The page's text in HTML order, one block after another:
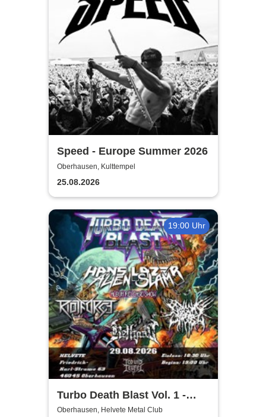
Speed - Europe Summer 2026
Oberhausen, Kulttempel
25.08.2026
19:00 Uhr
Turbo Death Blast Vol. 1 -
Hans Lazer Alien Slam Album
Oberhausen, Helvete Metal Club